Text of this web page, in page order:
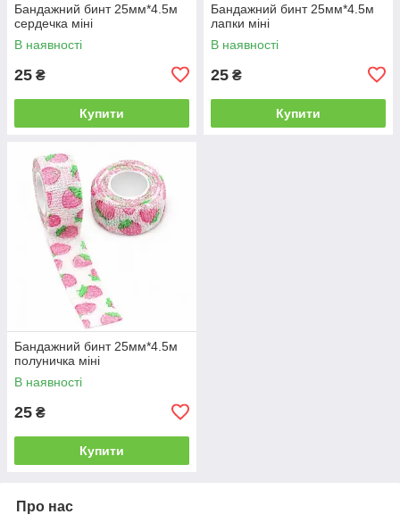
Бандажний бинт 25мм*4.5м
сердечка міні
В наявності
25 ₴
Купити
Бандажний бинт 25мм*4.5м
лапки міні
В наявності
25 ₴
Купити
Бандажний бинт 25мм*4.5м
полуничка міні
В наявності
25 ₴
Купити
Про нас